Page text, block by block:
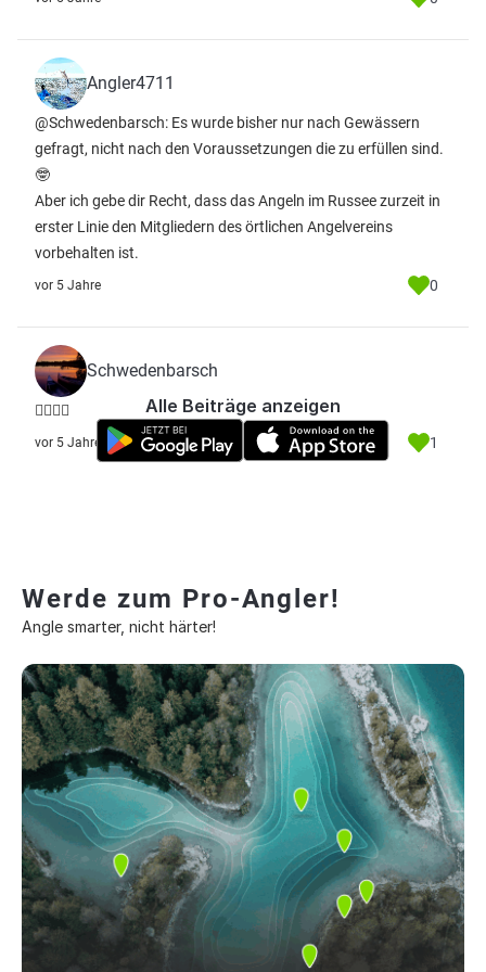
Angler4711
@Schwedenbarsch: Es wurde bisher nur nach Gewässern
gefragt, nicht nach den Voraussetzungen die zu erfüllen sind.
🤓
Aber ich gebe dir Recht, dass das Angeln im Russee zurzeit in
erster Linie den Mitgliedern des örtlichen Angelvereins
vorbehalten ist.
vor 5 Jahre 0
Schwedenbarsch
👍🏾✌🏾
vor 5 Jahre 1
Alle Beiträge anzeigen
Werde zum Pro-Angler!
Angle smarter, nicht härter!